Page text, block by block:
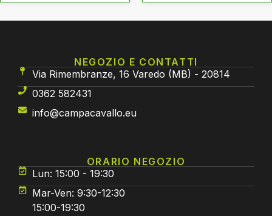
NEGOZIO E CONTATTI
Via Rimembranze, 16 Varedo (MB) - 20814
0362 582431
info@campacavallo.eu
ORARIO NEGOZIO
Lun: 15:00 - 19:30
Mar-Ven: 9:30-12:30
15:00-19:30